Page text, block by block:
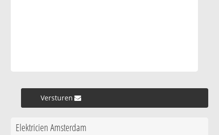
Versturen »
Elektricien Amsterdam